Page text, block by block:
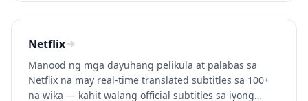
Netflix
Manood ng mga dayuhang pelikula at palabas sa
Netflix na may real-time translated subtitles sa 100+
na wika — kahit walang official subtitles sa iyong